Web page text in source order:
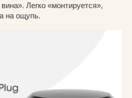
Легко «монтируется»,
на ощупь.